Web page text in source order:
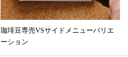
珈琲豆専売VSサイドメニューバリエ
ーション